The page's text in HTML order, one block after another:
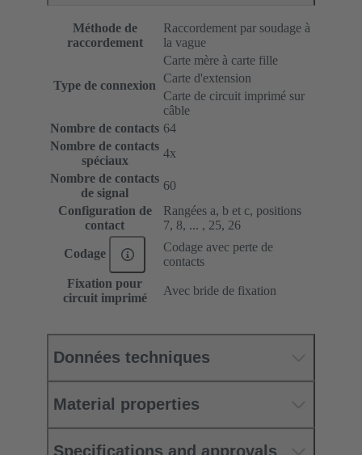
Méthode de
raccordement
Raccordement par soudage à
la vague
Type de connexion
Carte mère à carte fille
Carte d'extension
Carte de circuit imprimé sur
câble
Nombre de contacts 64
Nombre de contacts
spéciaux
4x
Nombre de contacts
de signal
60
Configuration de
contact
Rangées a, b et c, positions
7, 8, ... , 25, 26
Codage
Codage avec perte de
contacts
Fixation pour
circuit imprimé
Avec bride de fixation
Données techniques
Material properties
Specifications and approvals